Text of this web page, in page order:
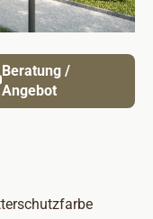
Beratung /
Angebot